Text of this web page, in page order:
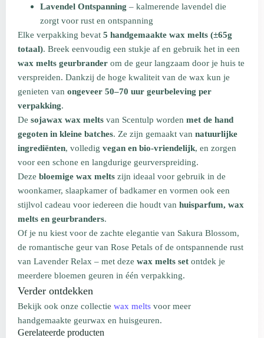
Lavendel Ontspanning – kalmerende lavendel die
zorgt voor rust en ontspanning
Elke verpakking bevat 5 handgemaakte wax melts (±65g
totaal). Breek eenvoudig een stukje af en gebruik het in een
wax melts geurbrander om de geur langzaam door je huis te
verspreiden. Dankzij de hoge kwaliteit van de wax kun je
genieten van ongeveer 50–70 uur geurbeleving per
verpakking.
De sojawax wax melts van Scentulp worden met de hand
gegoten in kleine batches. Ze zijn gemaakt van natuurlijke
ingrediënten, volledig vegan en bio-vriendelijk, en zorgen
voor een schone en langdurige geurverspreiding.
Deze bloemige wax melts zijn ideaal voor gebruik in de
woonkamer, slaapkamer of badkamer en vormen ook een
stijlvol cadeau voor iedereen die houdt van huisparfum, wax
melts en geurbranders.
Of je nu kiest voor de zachte elegantie van Sakura Blossom,
de romantische geur van Rose Petals of de ontspannende rust
van Lavender Relax – met deze wax melts set ontdek je
meerdere bloemen geuren in één verpakking.
Verder ontdekken
Bekijk ook onze collectie wax melts voor meer
handgemaakte geurwax en huisgeuren.
Gerelateerde producten